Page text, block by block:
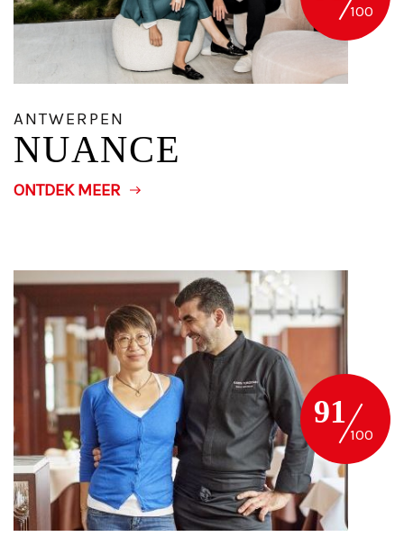
ANTWERPEN
NUANCE
ONTDEK MEER
91